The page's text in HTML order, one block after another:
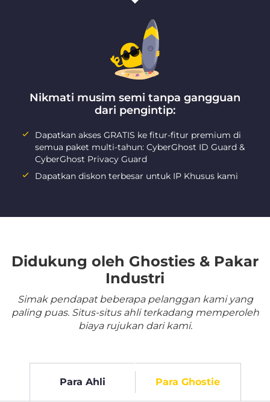
Nikmati musim semi tanpa gangguan
dari pengintip:
Dapatkan akses GRATIS ke fitur-fitur premium di
semua paket multi-tahun: CyberGhost ID Guard &
CyberGhost Privacy Guard
Dapatkan diskon terbesar untuk IP Khusus kami
Didukung oleh Ghosties & Pakar
Industri
Simak pendapat beberapa pelanggan kami yang
paling puas. Situs-situs ahli terkadang memperoleh
biaya rujukan dari kami.
Para Ahli Para Ghostie